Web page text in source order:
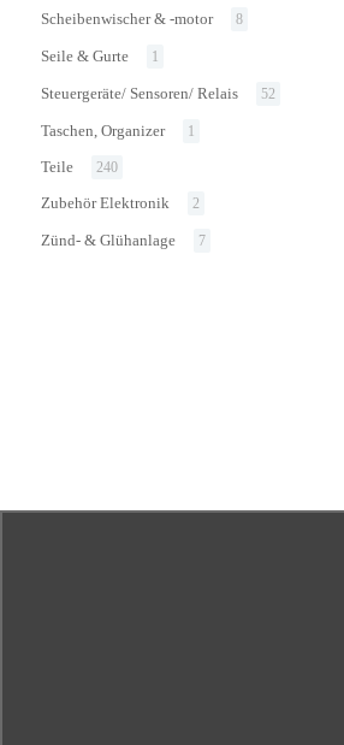
Scheibenwischer & -motor 8
Seile & Gurte 1
Steuergeräte/ Sensoren/ Relais 52
Taschen, Organizer 1
Teile 240
Zubehör Elektronik 2
Zünd- & Glühanlage 7